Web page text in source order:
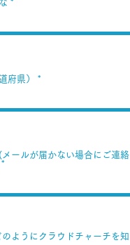
府県）
メールが届かない場合にご連絡
ようにクラウドチャーチを知